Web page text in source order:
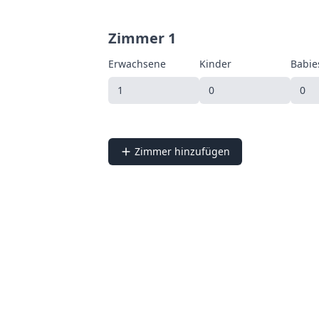
Zimmer 1
Erwachsene Kinder
Zimmer hinzufügen